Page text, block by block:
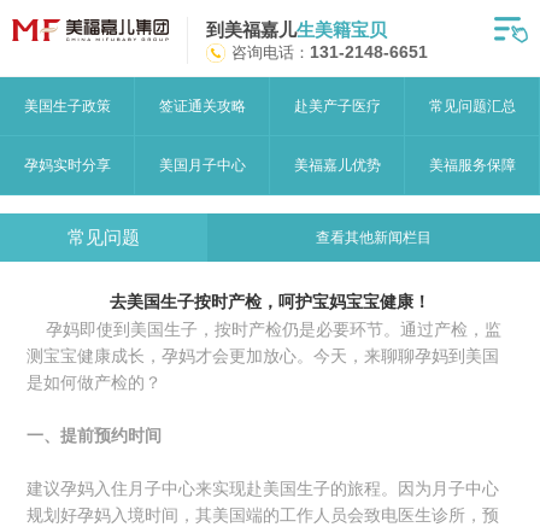
到美福嘉儿生美籍宝贝
咨询电话： 131-2148-6651
美国生子政策 签证通关攻略 赴美产子医疗 常见问题汇总
孕妈实时分享 美国月子中心 美福嘉儿优势 美福服务保障
常见问题 查看其他新闻栏目
去美国生子按时产检，呵护宝妈宝宝健康！
孕妈即使到美国生子，按时产检仍是必要环节。通过产检，监
测宝宝健康成长，孕妈才会更加放心。今天，来聊聊孕妈到美国
是如何做产检的？
一、提前预约时间
建议孕妈入住月子中心来实现赴美国生子的旅程。因为月子中心
规划好孕妈入境时间，其美国端的工作人员会致电医生诊所，预
首页
月子中心服务
宝妈见证
赴美攻略
关于美福嘉儿